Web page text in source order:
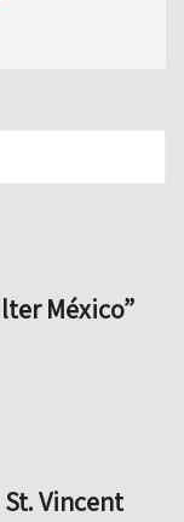
México”
St. Vincent